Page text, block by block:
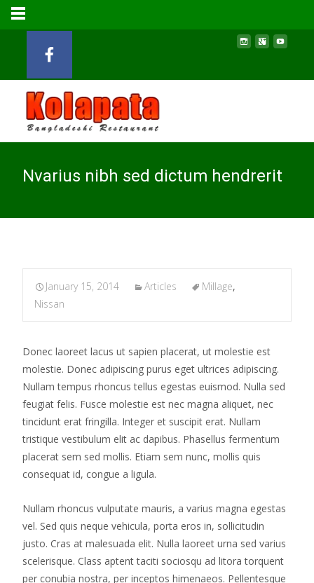
Nvarius nibh sed dictum hendrerit
January 15, 2014 Articles Millage,
Nissan
Donec laoreet lacus ut sapien placerat, ut molestie est
molestie. Donec adipiscing purus eget ultrices adipiscing.
Nullam tempus rhoncus tellus egestas euismod. Nulla sed
feugiat felis. Fusce molestie est nec magna aliquet, nec
tincidunt erat fringilla. Integer et suscipit erat. Nullam
tristique vestibulum elit ac dapibus. Phasellus fermentum
placerat sem sed mollis. Etiam sem nunc, mollis quis
consequat id, congue a ligula.
Nullam rhoncus vulputate mauris, a varius magna egestas
vel. Sed quis neque vehicula, porta eros in, sollicitudin
justo. Cras at malesuada elit. Nulla laoreet urna sed varius
scelerisque. Class aptent taciti sociosqu ad litora torquent
per conubia nostra, per inceptos himenaeos. Pellentesque